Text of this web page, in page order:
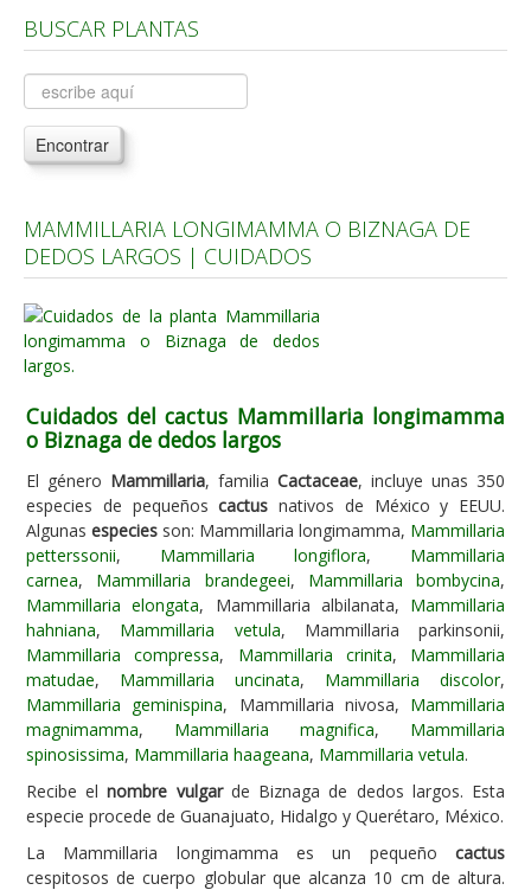
Árboles, Cicas y Palmeras de la G a la Z
Plantas Anuales y Perennes
Plantas Bulbosas y Acuáticas
Plantas de Interior
Plantas Aromáticas y de Huerto
Plantas Carnívoras y Orquídeas
Consejos
Hemisferio Norte
Hemisferio Sur
Enfermedades
Animales
Hongos
Carencias
Fotos
Flores y Plantas
Árboles y Palmeras
Arbustos y Trepadoras
BUSCAR PLANTAS
Encontrar
MAMMILLARIA LONGIMAMMA O BIZNAGA DE
DEDOS LARGOS | CUIDADOS
Cuidados del cactus Mammillaria longimamma
o Biznaga de dedos largos
El género Mammillaria, familia Cactaceae, incluye unas 350
especies de pequeñoscactus nativos de México y EEUU.
Algunas especies son: Mammillaria longimamma, Mammillaria
petterssonii, Mammillaria longiflora, Mammillaria
carnea, Mammillaria brandegeei, Mammillaria bombycina,
Mammillaria elongata, Mammillaria albilanata, Mammillaria
hahniana, Mammillaria vetula, Mammillaria parkinsonii,
Mammillaria compressa, Mammillaria crinita, Mammillaria
matudae, Mammillaria uncinata, Mammillaria discolor,
Mammillaria geminispina, Mammillaria nivosa, Mammillaria
magnimamma, Mammillaria magnifica, Mammillaria
spinosissima, Mammillaria haageana, Mammillaria vetula.
Recibe elnombre vulgarde Biznaga de dedos largos. Esta
especie procede de Guanajuato, Hidalgo y Querétaro, México.
La Mammillaria longimamma es un pequeño cactus
cespitosos de cuerpo globular que alcanza 10 cm de altura.